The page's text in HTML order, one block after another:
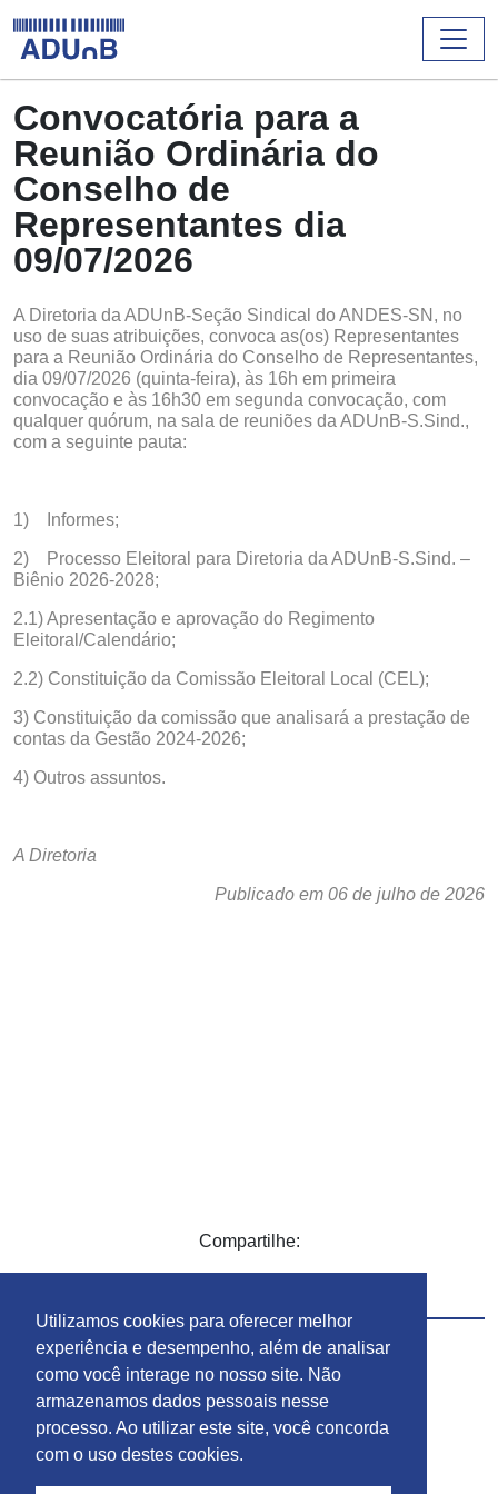
Utilizamos cookies para oferecer melhor
experiência e desempenho, além de analisar
como você interage no nosso site. Não
armazenamos dados pessoais nesse
processo. Ao utilizar este site, você concorda
com o uso destes cookies.
Convocatória para a
Reunião Ordinária do
Conselho de
Representantes dia
09/07/2026
A Diretoria da ADUnB-Seção Sindical do ANDES-SN, no
uso de suas atribuições, convoca as(os) Representantes
para a Reunião Ordinária do Conselho de Representantes,
dia 09/07/2026 (quinta-feira), às 16h em primeira
convocação e às 16h30 em segunda convocação, com
qualquer quórum, na sala de reuniões da ADUnB-S.Sind.,
com a seguinte pauta:
1) Informes;
2) Processo Eleitoral para Diretoria da ADUnB-S.Sind. –
Biênio 2026-2028;
2.1) Apresentação e aprovação do Regimento
Eleitoral/Calendário;
2.2) Constituição da Comissão Eleitoral Local (CEL);
3) Constituição da comissão que analisará a prestação de
contas da Gestão 2024-2026;
4) Outros assuntos.
A Diretoria
Publicado em 06 de julho de 2026
Compartilhe: